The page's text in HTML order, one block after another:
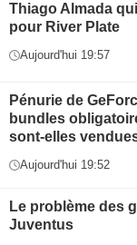
Thiago Almada
pour River Plate
Aujourd'hui 19:57
Pénurie de
bundles
sont-elles
Aujourd'hui 19:52
Le problème des
Juventus